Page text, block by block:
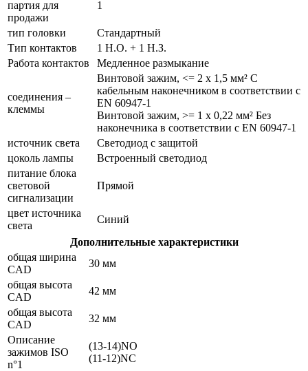
партия для
продажи
1
тип головки
Стандартный
Тип контактов
1 Н.О. + 1 Н.З.
Работа контактов
Медленное размыкание
соединения –
клеммы
Винтовой зажим, <= 2 x 1,5 мм² С
кабельным наконечником в соответствии с
EN 60947-1
Винтовой зажим, >= 1 x 0,22 мм² Без
наконечника в соответствии с EN 60947-1
источник света
Светодиод с защитой
цоколь лампы
Встроенный светодиод
питание блока
световой
сигнализации
Прямой
цвет источника
света
Синий
Дополнительные характеристики
общая ширина
CAD
30 мм
общая высота
CAD
42 мм
общая высота
CAD
32 мм
Описание
зажимов ISO
n°1
(13-14)NO
(11-12)NC